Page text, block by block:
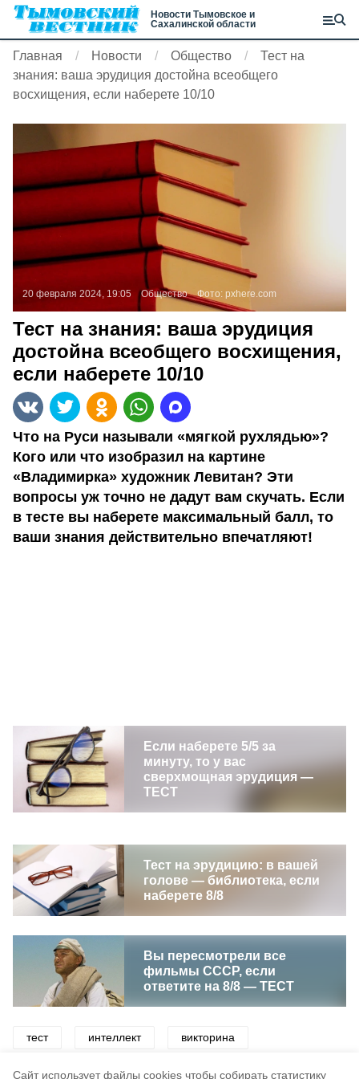
Cайт использует файлы cookies чтобы собирать статистику
Новости Тымовское и
Сахалинской области
Главная Новости Общество
Тест на
знания: ваша эрудиция достойна всеобщего
восхищения, если наберете 10/10
20 февраля 2024, 19:05 Общество Фото: pxhere.com
Тест на знания: ваша эрудиция
достойна всеобщего восхищения,
если наберете 10/10
Что на Руси называли «мягкой рухлядью»?
Кого или что изобразил на картине
«Владимирка» художник Левитан? Эти
вопросы уж точно не дадут вам скучать. Если
в тесте вы наберете максимальный балл, то
ваши знания действительно впечатляют!
Если наберете 5/5 за
минуту, то у вас
сверхмощная эрудиция —
ТЕСТ
Тест на эрудицию: в вашей
голове — библиотека, если
наберете 8/8
Вы пересмотрели все
фильмы СССР, если
ответите на 8/8 — ТЕСТ
тест интеллект викторина
образование знания эрудиция